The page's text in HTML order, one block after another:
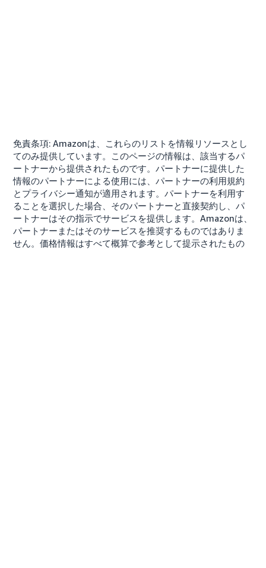
免責条項: Amazonは、これらのリストを情報リソースとし
てのみ提供しています。このページの情報は、該当するパ
ートナーから提供されたものです。パートナーに提供した
情報のパートナーによる使用には、パートナーの利用規約
とプライバシー通知が適用されます。パートナーを利用す
ることを選択した場合、そのパートナーと直接契約し、パ
ートナーはその指示でサービスを提供します。Amazonは、
パートナーまたはそのサービスを推奨するものではありま
せん。価格情報はすべて概算で参考として提示されたもの